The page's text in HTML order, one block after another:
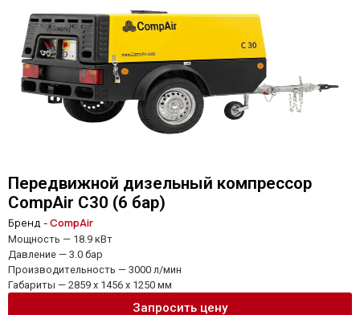
Передвижной дизельный компрессор
CompAir C30 (6 бар)
Бренд -CompAir
Мощность — 18.9 кВт
Давление — 3.0 бар
Производительность — 3000 л/мин
Габариты — 2859 x 1456 x 1250 мм
Запросить цену